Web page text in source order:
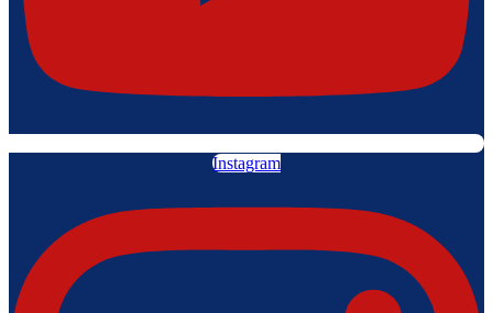
Instagram